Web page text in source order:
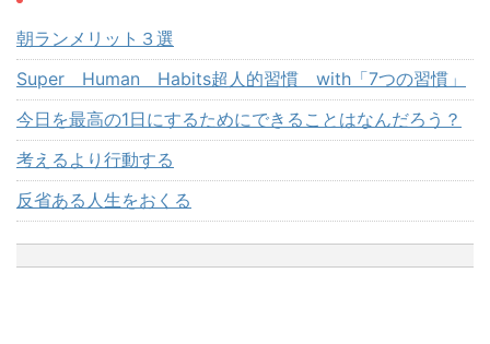
朝ランメリット３選
Super Human Habits超人的習慣 with「7つの習慣」
今日を最高の1日にするためにできることはなんだろう？
考えるより行動する
反省ある人生をおくる